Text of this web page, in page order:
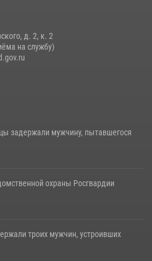
д. 2, к. 2
на службу)
задержали мужчину, пытавшегося
охраны Росгвардии
троих мужчин, устроивших